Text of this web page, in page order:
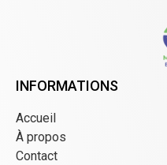
INFORMATIONS
Accueil
À propos
Contact